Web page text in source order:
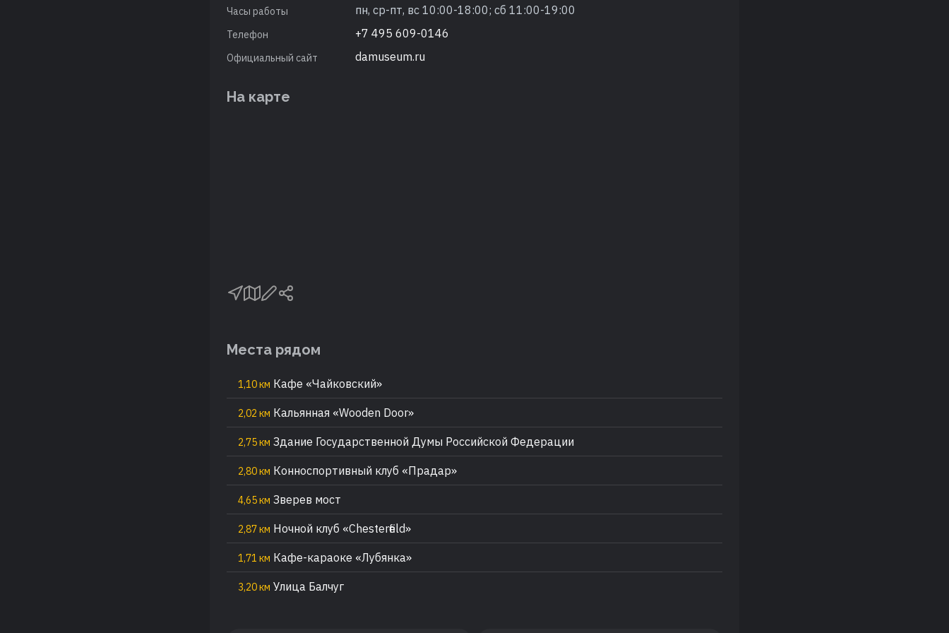
Часы работы пн, ср-пт, вс 10:00-18:00; сб 11:00-19:00
Телефон +7 495 609-0146
Официальный сайт damuseum.ru
На карте
Места рядом
1,10 км Кафе «Чайковский»
2,02 км Кальянная «Wooden Door»
2,75 км Здание Государственной Думы Российской Федерации
2,80 км Конноспортивный клуб «Прадар»
4,65 км Зверев мост
2,87 км Ночной клуб «Chesterfield»
1,71 км Кафе-караоке «Лубянка»
3,20 км Улица Балчуг